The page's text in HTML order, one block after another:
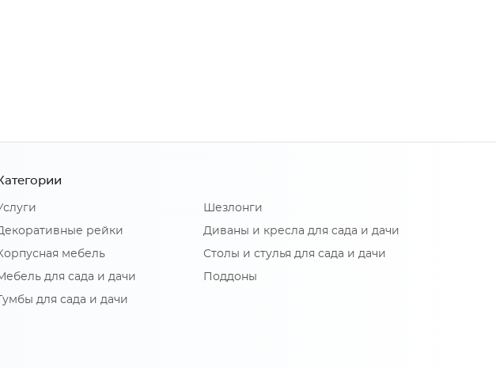
рейки
мебель
для сада и дачи
Тумбы для сада и дачи
Шезлонги
Диваны и кресла для сада и дачи
Столы и стулья для сада и дачи
Поддоны